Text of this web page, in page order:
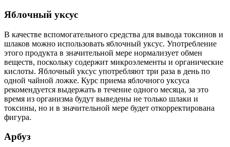
Яблочный уксус
В качестве вспомогательного средства для вывода токсинов и
шлаков можно использовать яблочный уксус. Употребление
этого продукта в значительной мере нормализует обмен
веществ, поскольку содержит микроэлементы и органические
кислоты. Яблочный уксус употребляют три раза в день по
одной чайной ложке. Курс приема яблочного уксуса
рекомендуется выдержать в течение одного месяца, за это
время из организма будут выведены не только шлаки и
токсины, но и в значительной мере будет откорректирована
фигура.
Арбуз